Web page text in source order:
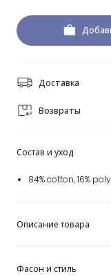
Доставка
Возвраты
Состав и уход
84% cotton, 16%
Описание товара
Фасон и стиль